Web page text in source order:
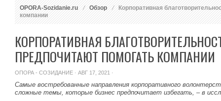
OPORA-Sozidanie.ru Обзор
Корпоративная
компании
КОРПОРАТИВНАЯ
ПРЕДПОЧИТАЮТ ПОМОГАТЬ КОМПАНИИ
ОПОРА - СОЗИДАНИЕ · АВГ 17, 2021 ·
Самые востребованные направления корпоративного
сложные темы, которые бизнес предпочитает избегать, – в